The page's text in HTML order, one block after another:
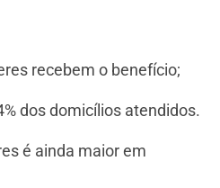
recebem o benefício;
dos domicílios atendidos.
é ainda maior em